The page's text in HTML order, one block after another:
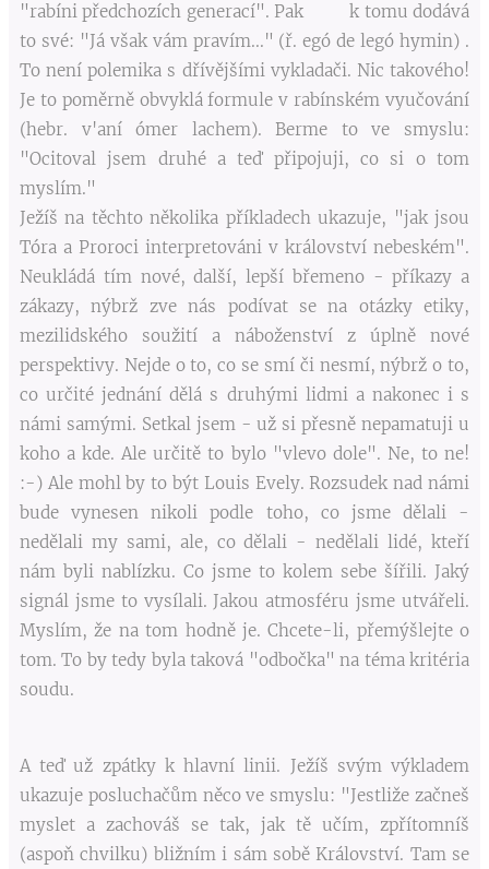
"rabíni předchozích generací". Pak k tomu dodává
to své: "Já však vám pravím..." (ř. egó de legó hymin) .
To není polemika s dřívějšími vykladači. Nic takového!
Je to poměrně obvyklá formule v rabínském vyučování
(hebr. v'aní ómer lachem). Berme to ve smyslu:
"Ocitoval jsem druhé a teď připojuji, co si o tom
myslím."
Ježíš na těchto několika příkladech ukazuje, "jak jsou
Tóra a Proroci interpretováni v království nebeském".
Neukládá tím nové, další, lepší břemeno - příkazy a
zákazy, nýbrž zve nás podívat se na otázky etiky,
mezilidského soužití a náboženství z úplně nové
perspektivy. Nejde o to, co se smí či nesmí, nýbrž o to,
co určité jednání dělá s druhými lidmi a nakonec i s
námi samými. Setkal jsem - už si přesně nepamatuji u
koho a kde. Ale určitě to bylo "vlevo dole". Ne, to ne!
:-) Ale mohl by to být Louis Evely. Rozsudek nad námi
bude vynesen nikoli podle toho, co jsme dělali -
nedělali my sami, ale, co dělali - nedělali lidé, kteří
nám byli nablízku. Co jsme to kolem sebe šířili. Jaký
signál jsme to vysílali. Jakou atmosféru jsme utvářeli.
Myslím, že na tom hodně je. Chcete-li, přemýšlejte o
tom. To by tedy byla taková "odbočka" na téma kritéria
soudu.
A teď už zpátky k hlavní linii. Ježíš svým výkladem
ukazuje posluchačům něco ve smyslu: "Jestliže začneš
myslet a zachováš se tak, jak tě učím, zpřítomníš
(aspoň chvilku) bližním i sám sobě Království. Tam se